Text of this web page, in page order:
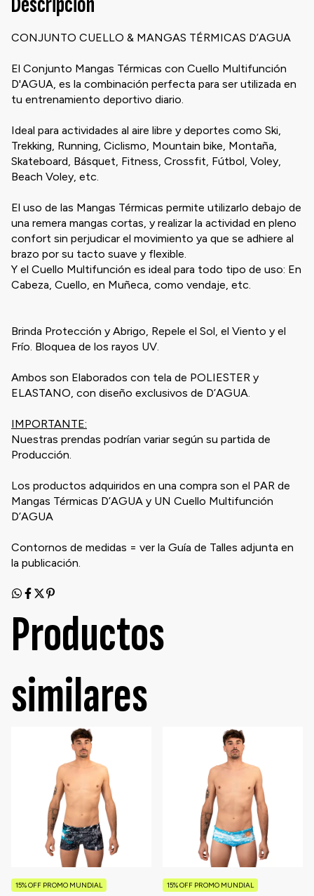
CONJUNTO CUELLO & MANGAS TÉRMICAS D’AGUA
El Conjunto Mangas Térmicas con Cuello Multifunción
D'AGUA, es la combinación perfecta para ser utilizada en
tu entrenamiento deportivo diario.
Ideal para actividades al aire libre y deportes como Ski,
Trekking, Running, Ciclismo, Mountain bike, Montaña,
Skateboard, Básquet, Fitness, Crossfit, Fútbol, Voley,
Beach Voley, etc.
El uso de las Mangas Térmicas permite utilizarlo debajo de
una remera mangas cortas, y realizar la actividad en pleno
confort sin perjudicar el movimiento ya que se adhiere al
brazo por su tacto suave y flexible.
Y el Cuello Multifunción es ideal para todo tipo de uso: En
Cabeza, Cuello, en Muñeca, como vendaje, etc.
Brinda Protección y Abrigo, Repele el Sol, el Viento y el
Frío. Bloquea de los rayos UV.
Ambos son Elaborados con tela de POLIESTER y
ELASTANO, con diseño exclusivos de D’AGUA.
IMPORTANTE:
Nuestras prendas podrían variar según su partida de
Producción.
Los productos adquiridos en una compra son el PAR de
Mangas Térmicas D’AGUA y UN Cuello Multifunción
D’AGUA
Contornos de medidas = ver la Guía de Talles adjunta en
la publicación.
Productos
similares
15% OFF PROMO MUNDIAL 15% OFF PROMO MUNDIAL